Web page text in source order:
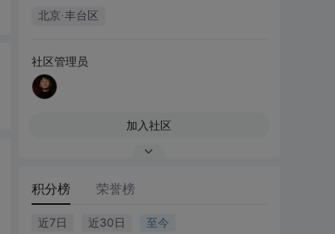
北京·丰台区
社区管理员
加入社区
积分榜 荣誉榜
近7日 近30日 至今